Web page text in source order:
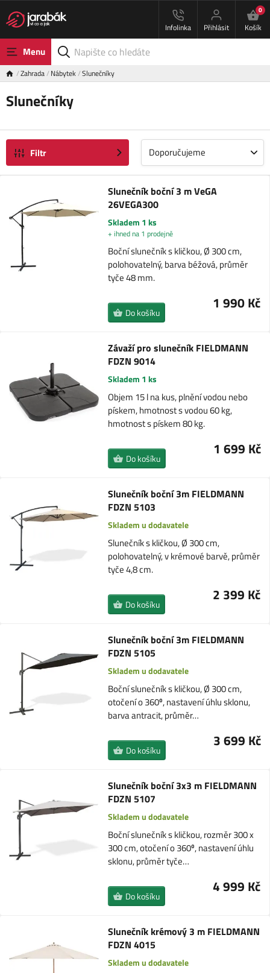
Infolinka Přihlásit
0
Košík
Menu
Zahrada Nábytek Slunečníky
Slunečníky
Filtr Doporučujeme
Slunečník boční 3 m VeGA
26VEGA300
Skladem 1 ks
+ ihned na 1 prodejně
Boční slunečník s kličkou, Ø 300 cm,
polohovatelný, barva béžová, průměr
tyče 48 mm.
1 990 Kč
Do košíku
Závaží pro slunečník FIELDMANN
FDZN 9014
Skladem 1 ks
Objem 15 l na kus, plnění vodou nebo
pískem, hmotnost s vodou 60 kg,
hmotnost s pískem 80 kg.
1 699 Kč
Do košíku
Slunečník boční 3m FIELDMANN
FDZN 5103
Skladem u dodavatele
Slunečník s kličkou, Ø 300 cm,
polohovatelný, v krémové barvě, průměr
tyče 4,8 cm.
2 399 Kč
Do košíku
Slunečník boční 3m FIELDMANN
FDZN 5105
Skladem u dodavatele
Boční slunečník s kličkou, Ø 300 cm,
otočení o 360⁰, nastavení úhlu sklonu,
barva antracit, průměr…
3 699 Kč
Do košíku
Slunečník boční 3x3 m FIELDMANN
FDZN 5107
Skladem u dodavatele
Boční slunečník s kličkou, rozměr 300 x
300 cm, otočení o 360⁰, nastavení úhlu
sklonu, průměr tyče…
4 999 Kč
Do košíku
Slunečník krémový 3 m FIELDMANN
FDZN 4015
Skladem u dodavatele